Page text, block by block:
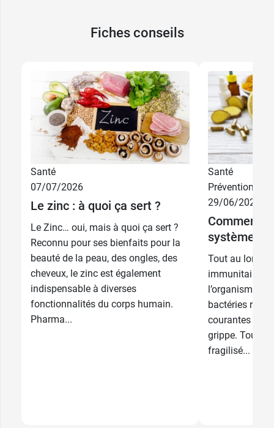
Fiches conseils
Santé
07/07/2026
Le zinc : à quoi ça sert ?
Le Zinc… oui, mais à quoi ça sert ?
Reconnu pour ses bienfaits pour la
beauté de la peau, des ongles, des
cheveux, le zinc est également
indispensable à diverses
fonctionnalités du corps humain.
Pharma...
Santé
Prévention
29/06/2026
Comment
système
Tout au long
immunitaire
l’organisme
bactéries
courantes
grippe.
fragilisé...